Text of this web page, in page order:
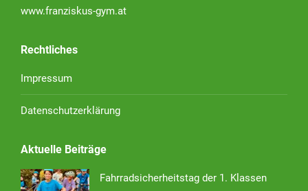
www.franziskus-gym.at
Rechtliches
Impressum
Datenschutzerklärung
Aktuelle Beiträge
Fahrradsicherheitstag der 1. Klassen